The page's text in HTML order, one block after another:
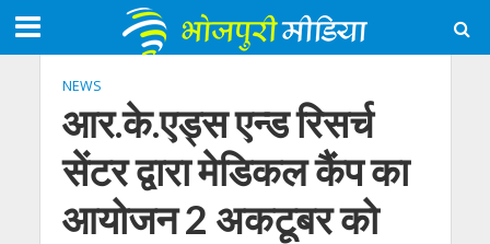
NEWS
आर.के.एड्स एन्ड रिसर्च
सेंटर द्वारा मेडिकल कैंप का
आयोजन 2 अकटूबर को